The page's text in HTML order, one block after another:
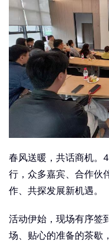
春风送暖，共话商机。
行，众多嘉宾、合作伙
作、共探发展新机遇。
活动伊始，现场有序签
场、贴心的准备的茶歇